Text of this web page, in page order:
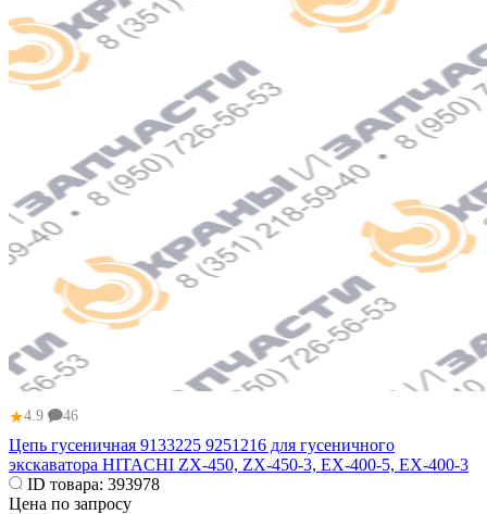
★4.9 46
Цепь гусеничная 9133225 9251216 для гусеничного
экскаватора HITACHI ZX-450, ZX-450-3, EX-400-5, EX-400-3
ID товара: 393978
Цена по запросу